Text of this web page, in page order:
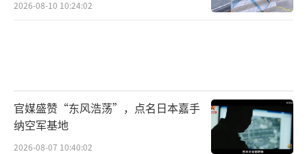
2026-08-10 10:24:02
官媒盛赞“东风浩荡”，点名日本嘉手
纳空军基地
2026-08-07 10:40:02